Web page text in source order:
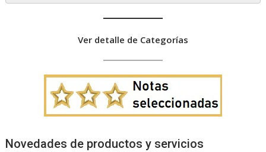
Ver detalle de Categorías
Novedades de productos y servicios